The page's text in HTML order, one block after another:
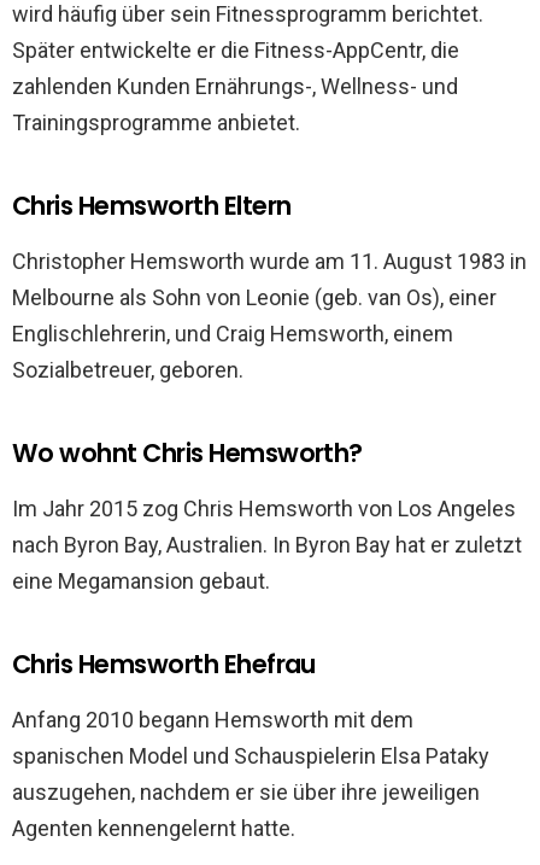
wird häufig über sein Fitnessprogramm berichtet.
Später entwickelte er die Fitness-AppCentr, die
zahlenden Kunden Ernährungs-, Wellness- und
Trainingsprogramme anbietet.
Chris Hemsworth Eltern
Christopher Hemsworth wurde am 11. August 1983 in
Melbourne als Sohn von Leonie (geb. van Os), einer
Englischlehrerin, und Craig Hemsworth, einem
Sozialbetreuer, geboren.
Wo wohnt Chris Hemsworth?
Im Jahr 2015 zog Chris Hemsworth von Los Angeles
nach Byron Bay, Australien. In Byron Bay hat er zuletzt
eine Megamansion gebaut.
Chris Hemsworth Ehefrau
Anfang 2010 begann Hemsworth mit dem
spanischen Model und Schauspielerin Elsa Pataky
auszugehen, nachdem er sie über ihre jeweiligen
Agenten kennengelernt hatte.